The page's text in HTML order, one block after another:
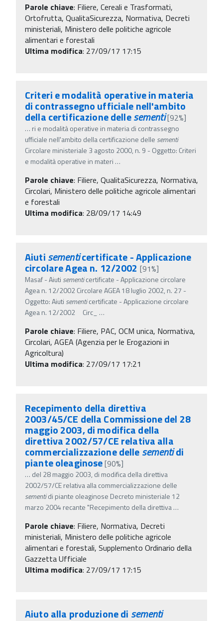
Parole chiave: Filiere, Cereali e Trasformati,
Ortofrutta, QualitaSicurezza, Normativa, Decreti
ministeriali, Ministero delle politiche agricole
alimentari e forestali
Ultima modifica: 27/09/17 17:15
Criteri e modalità operative in materia
di contrassegno ufficiale nell'ambito
della certificazione dellesementi[92%]
… ri e modalità operative in materia di contrassegno
ufficiale nell'ambito della certificazione delle sementi
Circolare ministeriale 3 agosto 2000, n. 9 - Oggetto: Criteri
e modalità operative in materi …
Parole chiave: Filiere, QualitaSicurezza, Normativa,
Circolari, Ministero delle politiche agricole alimentari
e forestali
Ultima modifica: 28/09/17 14:49
Aiutisementicertificate - Applicazione
circolare Agea n. 12/2002 [91%]
Masaf - Aiuti sementicertificate - Applicazione circolare
Agea n. 12/2002 Circolare AGEA 18 luglio 2002, n. 27 -
Oggetto: Aiuti sementicertificate - Applicazione circolare
Agea n. 12/2002 Circ_
…
Parole chiave: Filiere, PAC, OCM unica, Normativa,
Circolari, AGEA (Agenzia per le Erogazioni in
Agricoltura)
Ultima modifica: 27/09/17 17:21
Recepimento della direttiva
2003/45/CE della Commissione del 28
maggio 2003, di modifica della
direttiva 2002/57/CE relativa alla
commercializzazione dellesementidi
piante oleaginose[90%]
… del 28 maggio 2003, di modifica della direttiva
2002/57/CE relativa alla commercializzazione delle
sementidi piante oleaginose Decreto ministeriale 12
marzo 2004 recante "Recepimento della direttiva…
Parole chiave: Filiere, Normativa, Decreti
ministeriali, Ministero delle politiche agricole
alimentari e forestali, Supplemento Ordinario della
Gazzetta Ufficiale
Ultima modifica: 27/09/17 17:15
Aiuto alla produzione di sementi